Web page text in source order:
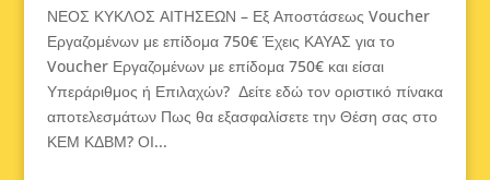
ΝΕΟΣ ΚΥΚΛΟΣ ΑΙΤΗΣΕΩΝ – Εξ Αποστάσεως Voucher
Εργαζομένων με επίδομα 750€ Έχεις ΚΑΥΑΣ για το
Voucher Εργαζομένων με επίδομα 750€ και είσαι
Υπεράριθμος ή Επιλαχών? Δείτε εδώ τον οριστικό πίνακα
αποτελεσμάτων Πως θα εξασφαλίσετε την Θέση σας στο
ΚΕΜ ΚΔΒΜ? ΟΙ...